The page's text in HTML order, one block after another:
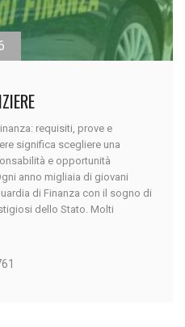
requisiti, prove e
significa scegliere una
e opportunità
anno migliaia di giovani
di Finanza con il sogno di
dello Stato. Molti